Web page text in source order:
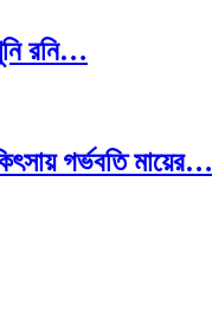
রনি…
গর্ভবতি মায়ের…